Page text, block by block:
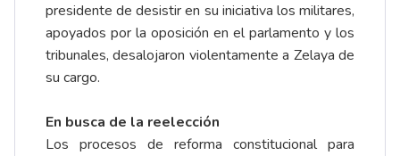
presidente de desistir en su iniciativa los militares,
apoyados por la oposición en el parlamento y los
tribunales, desalojaron violentamente a Zelaya de
su cargo.
En busca de la reelección
Los procesos de reforma constitucional para